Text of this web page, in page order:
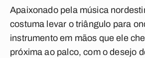
Apaixonado pela música
costuma levar o triângulo para
instrumento em mãos que ele
próxima ao palco, com o desejo